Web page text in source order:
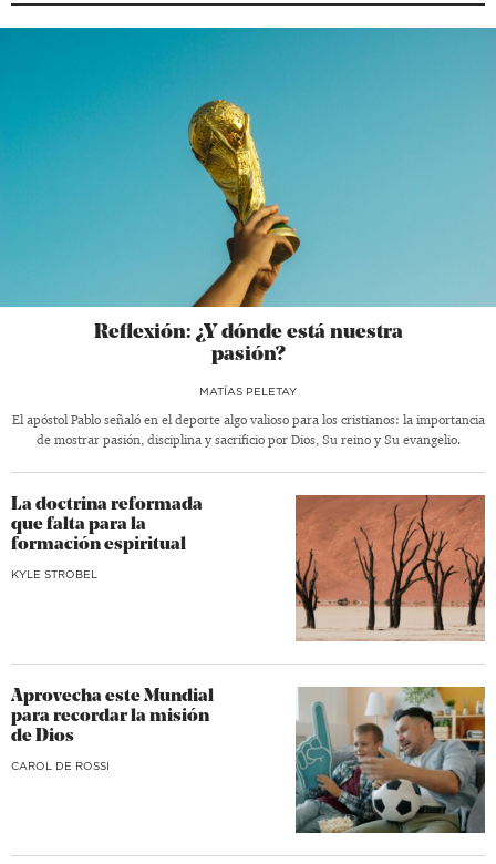
Reflexión: ¿Y dónde está nuestra
pasión?
MATÍAS PELETAY
El apóstol Pablo señaló en el deporte algo valioso para los cristianos: la importancia
de mostrar pasión, disciplina y sacrificio por Dios, Su reino y Su evangelio.
La doctrina reformada
que falta para la
formación espiritual
KYLE STROBEL
Aprovecha este Mundial
para recordar la misión
de Dios
CAROL DE ROSSI